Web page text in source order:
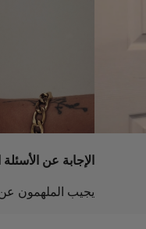
الإجابة عن
يجيب الملهمون عن